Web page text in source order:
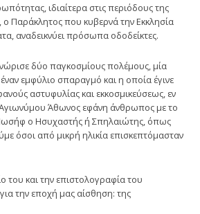
ιδιαίτερα στις περιόδους της
ο Παράκλητος που κυβερνά την Εκκλησία
αναδεικνύει πρόσωπα οδοδείκτες.
δύο παγκοσμίους πολέμους, μία
εμφύλιο σπαραγμό και η οποία έγινε
αστυφυλίας και εκκοσμικεύσεως, εν
Αγιωνύμου Άθωνος εφάνη άνθρωπος με το
ο Ησυχαστής ή Σπηλαιώτης, όπως
όσοι από μικρή ηλικία επισκεπτόμασταν
του και την επιστολογραφία του
την εποχή μας αίσθηση: της